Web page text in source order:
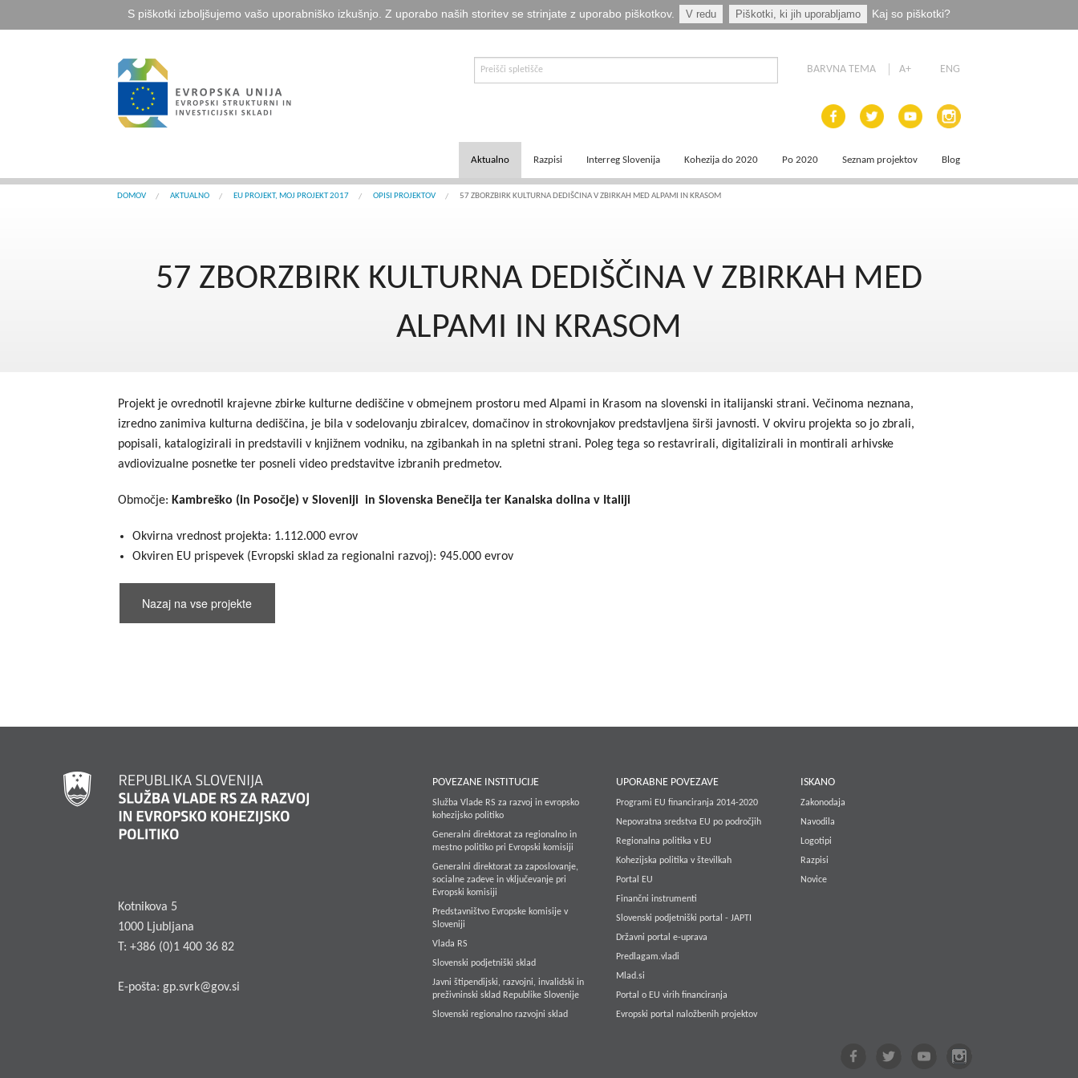
S piškotki izboljšujemo vašo uporabniško izkušnjo. Z uporabo naših storitev se strinjate z uporabo piškotkov. V redu Piškotki, ki jih uporabljamo Kaj so piškotki?
BARVNA TEMA A+ ENG
Aktualno
E-informator Vizija kohezija
Logotipi
EU projekt, moj projekt
Fotogalerija in videi
Ekošola
Razpisi
Aktualni razpisi
Napovedani razpisi
Interreg Slovenija
Čezmejno sodelovanje
Medregionalno sodelovanje
Kohezija do 2020
Ključni dokumenti
Zakonodaja
Kohezija do 2013
Po 2020 Seznam projektov Blog
DOMOV AKTUALNO EU PROJEKT, MOJ PROJEKT 2017 OPISI PROJEKTOV 57 ZBORZBIRK KULTURNA DEDIŠČINA V ZBIRKAH MED ALPAMI IN KRASOM
57 ZBORZBIRK KULTURNA DEDIŠČINA V ZBIRKAH MED
ALPAMI IN KRASOM
Projekt je ovrednotil krajevne zbirke kulturne dediščine v obmejnem prostoru med Alpami in Krasom na slovenski in italijanski strani. Večinoma neznana,
izredno zanimiva kulturna dediščina, je bila v sodelovanju zbiralcev, domačinov in strokovnjakov predstavljena širši javnosti. V okviru projekta so jo zbrali,
popisali, katalogizirali in predstavili v knjižnem vodniku, na zgibankah in na spletni strani. Poleg tega so restavrirali, digitalizirali in montirali arhivske
avdiovizualne posnetke ter posneli video predstavitve izbranih predmetov.
Območje: Kambreško (in Posočje) v Sloveniji in Slovenska Benečija ter Kanalska dolina v Italiji
Okvirna vrednost projekta: 1.112.000 evrov
Okviren EU prispevek (Evropski sklad za regionalni razvoj): 945.000 evrov
Nazaj na vse projekte
POVEZANE INSTITUCIJE
Služba Vlade RS za razvoj in evropsko
kohezijsko politiko
Generalni direktorat za regionalno in
mestno politiko pri Evropski komisiji
Generalni direktorat za zaposlovanje,
socialne zadeve in vključevanje pri
Evropski komisiji
Predstavništvo Evropske komisije v
Sloveniji
Vlada RS
Slovenski podjetniški sklad
Javni štipendijski, razvojni, invalidski in
preživninski sklad Republike Slovenije
Slovenski regionalno razvojni sklad
UPORABNE POVEZAVE
Programi EU financiranja 2014-2020
Nepovratna sredstva EU po področjih
Regionalna politika v EU
Kohezijska politika v številkah
Portal EU
Finančni instrumenti
Slovenski podjetniški portal - JAPTI
Državni portal e-uprava
Predlagam.vladi
Mlad.si
Portal o EU virih financiranja
Evropski portal naložbenih projektov
ISKANO
Zakonodaja
Navodila
Logotipi
Razpisi
Novice
Kotnikova 5
1000 Ljubljana
T: +386 (0)1 400 36 82
E-pošta: gp.svrk@gov.si